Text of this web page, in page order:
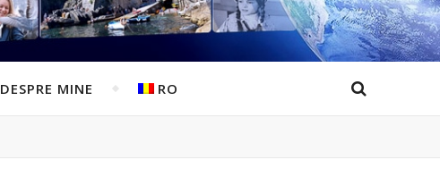
DESPRE MINE RO